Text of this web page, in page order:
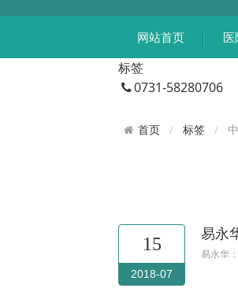
网站首页 医
标签
0731-58280706
首页 标签
15
2018-07
易永
易永华